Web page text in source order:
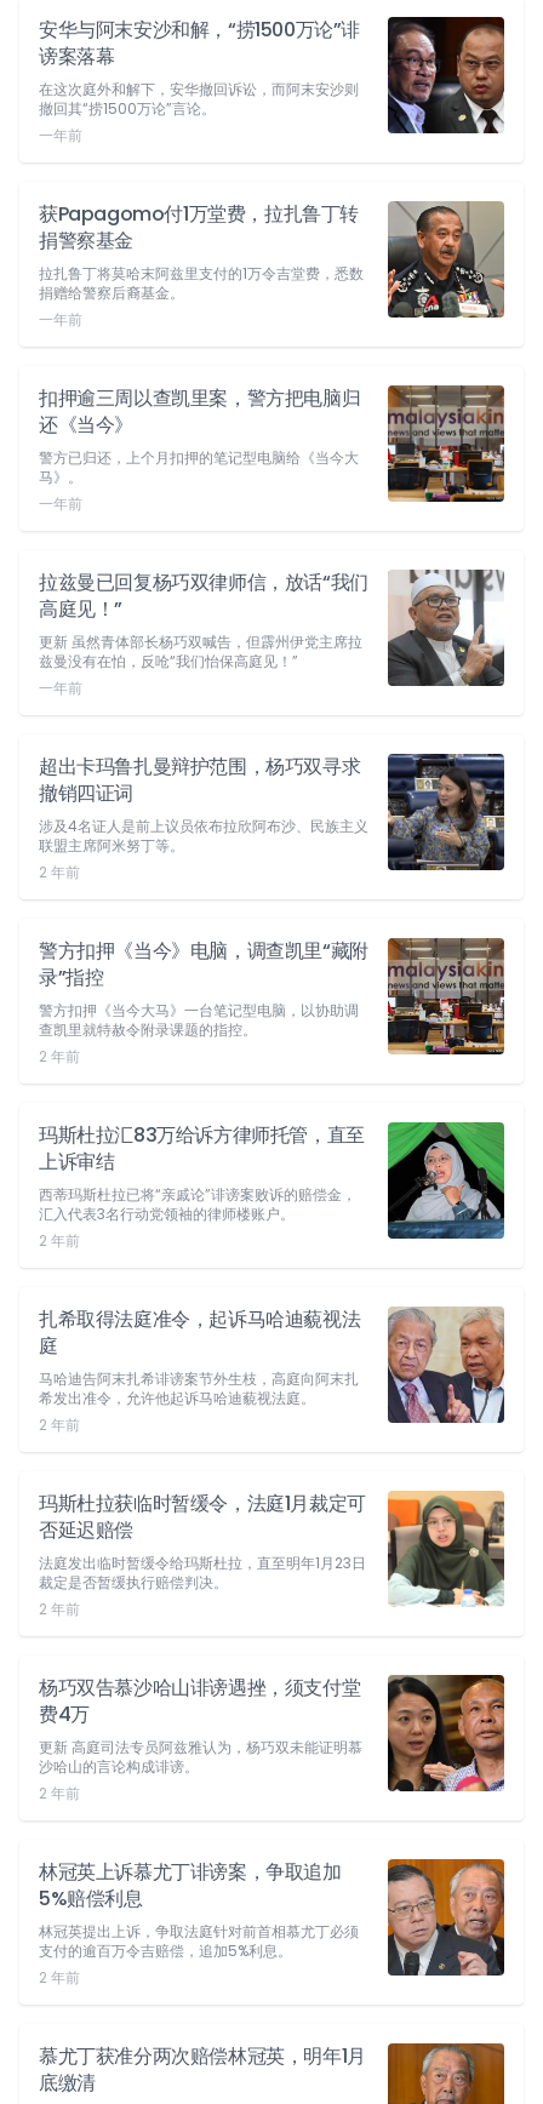
安华与阿末安沙和解，“捞1500万论”诽
谤案落幕
在这次庭外和解下，安华撤回诉讼，而阿末安沙则
撤回其“捞1500万论”言论。
一年前
获Papagomo付1万堂费，拉扎鲁丁转
捐警察基金
拉扎鲁丁将莫哈末阿兹里支付的1万令吉堂费，悉数
捐赠给警察后裔基金。
一年前
扣押逾三周以查凯里案，警方把电脑归
还《当今》
警方已归还，上个月扣押的笔记型电脑给《当今大
马》。
一年前
拉兹曼已回复杨巧双律师信，放话“我们
高庭见！”
更新 虽然青体部长杨巧双喊告，但霹州伊党主席拉
兹曼没有在怕，反呛“我们怡保高庭见！”
一年前
超出卡玛鲁扎曼辩护范围，杨巧双寻求
撤销四证词
涉及4名证人是前上议员依布拉欣阿布沙、民族主义
联盟主席阿米努丁等。
2 年前
警方扣押《当今》电脑，调查凯里“藏附
录”指控
警方扣押《当今大马》一台笔记型电脑，以协助调
查凯里就特赦令附录课题的指控。
2 年前
玛斯杜拉汇83万给诉方律师托管，直至
上诉审结
西蒂玛斯杜拉已将“亲戚论”诽谤案败诉的赔偿金，
汇入代表3名行动党领袖的律师楼账户。
2 年前
扎希取得法庭准令，起诉马哈迪藐视法
庭
马哈迪告阿末扎希诽谤案节外生枝，高庭向阿末扎
希发出准令，允许他起诉马哈迪藐视法庭。
2 年前
玛斯杜拉获临时暂缓令，法庭1月裁定可
否延迟赔偿
法庭发出临时暂缓令给玛斯杜拉，直至明年1月23日
裁定是否暂缓执行赔偿判决。
2 年前
杨巧双告慕沙哈山诽谤遇挫，须支付堂
费4万
更新 高庭司法专员阿兹雅认为，杨巧双未能证明慕
沙哈山的言论构成诽谤。
2 年前
林冠英上诉慕尤丁诽谤案，争取追加
5%赔偿利息
林冠英提出上诉，争取法庭针对前首相慕尤丁必须
支付的逾百万令吉赔偿，追加5%利息。
2 年前
慕尤丁获准分两次赔偿林冠英，明年1月
底缴清